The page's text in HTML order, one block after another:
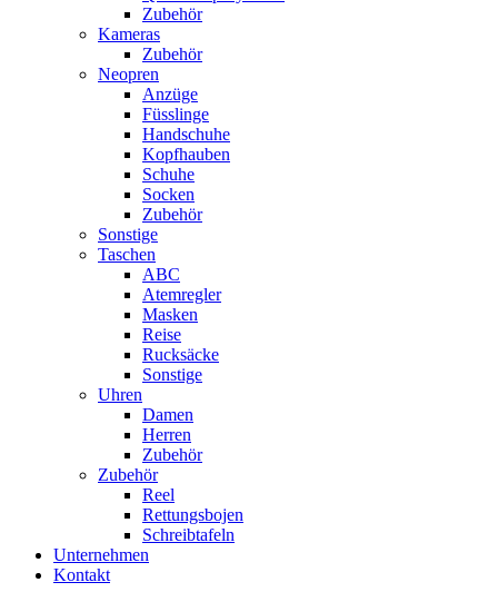
Zubehör
Kameras
Zubehör
Neopren
Anzüge
Füsslinge
Handschuhe
Kopfhauben
Schuhe
Socken
Zubehör
Sonstige
Taschen
ABC
Atemregler
Masken
Reise
Rucksäcke
Sonstige
Uhren
Damen
Herren
Zubehör
Zubehör
Reel
Rettungsbojen
Schreibtafeln
Unternehmen
Kontakt